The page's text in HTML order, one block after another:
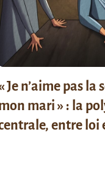
Je n’aime pas la
mari » : la
entre loi